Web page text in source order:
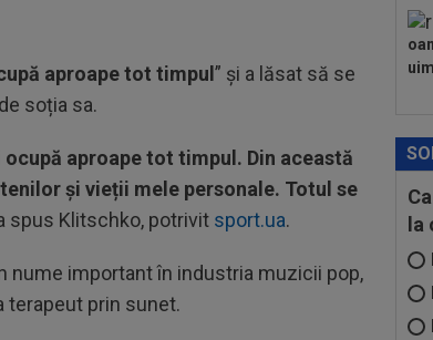
aproape tot timpul” și a lăsat să se
soția sa.
aproape tot timpul. Din această
și vieții mele personale. Totul se
spus Klitschko, potrivit sport.ua.
nume important în industria muzicii pop,
terapeut prin sunet.